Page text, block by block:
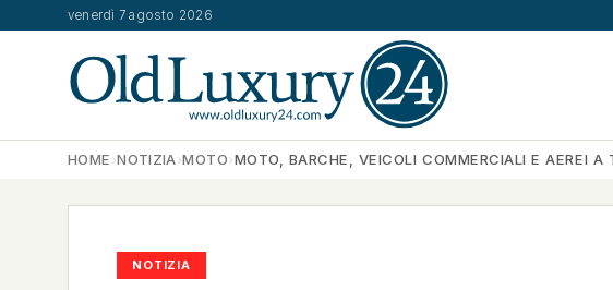
venerdì 7 agosto 2026
HOME›NOTIZIA›MOTO›MOTO, BARCHE, VEICOLI COMMERCIALI E AEREI A
NOTIZIA